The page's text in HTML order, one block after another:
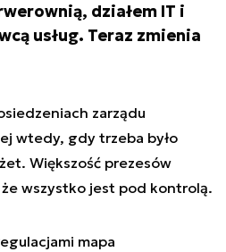
działem IT i
usług. Teraz zmienia
zarządu
wtedy, gdy trzeba było
Większość prezesów
że wszystko jest pod kontrolą.
mapa